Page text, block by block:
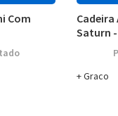
Com
Saturn
Graco